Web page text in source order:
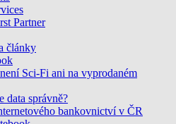
Partner
články
Sci-Fi ani na vyprodaném
správně?
bankovnictví v ČR